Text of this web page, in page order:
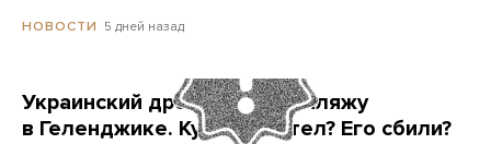
НОВОСТИ 5 дней назад
Украинский дрон попал по пляжу
в Геленджике. Куда он летел? Его сбили?